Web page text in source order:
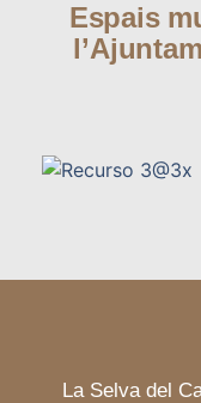
Espais
La Selva del